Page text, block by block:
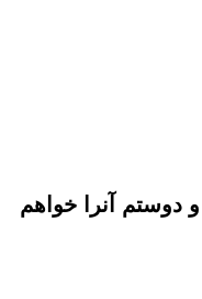
دوستم آنرا خواهم